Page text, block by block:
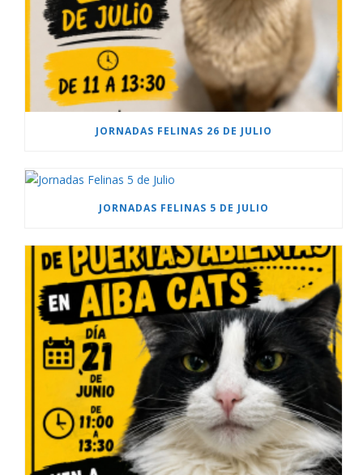
JORNADAS FELINAS 26 DE JULIO
JORNADAS FELINAS 5 DE JULIO